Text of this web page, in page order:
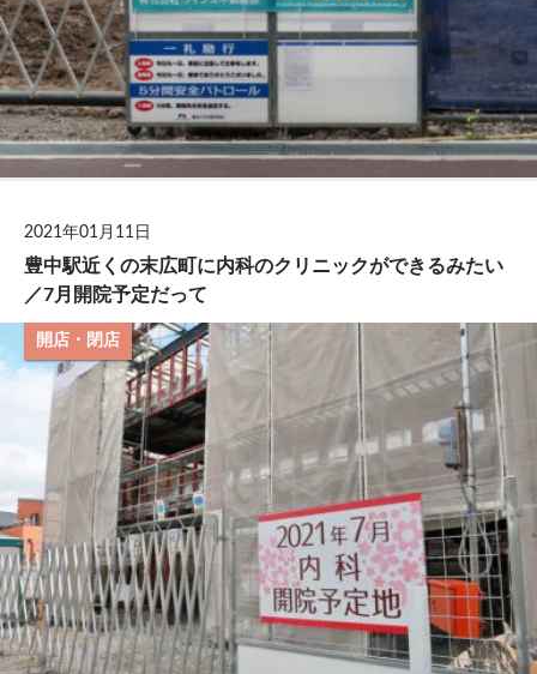
2021年01月11日
豊中駅近くの末広町に内科のクリニックができるみたい
／7月開院予定だって
開店・閉店